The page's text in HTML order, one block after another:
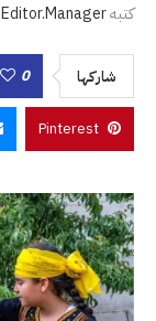
كتبهEditor.manager
شاركها 0
Pinterest